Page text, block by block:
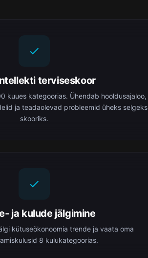
terviseskoor
kuues kategoorias. Ühendab hooldusajaloo,
ja teadaolevad probleemid üheks selgeks
skooriks.
ja kulude jälgimine
kütuseökonoomia trende ja vaata oma
8 kulukategoorias.